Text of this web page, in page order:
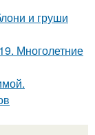
и груши
Многолетние